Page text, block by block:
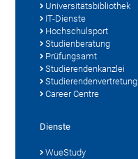
Universitätsbibliothek
IT-Dienste
Hochschulsport
Studienberatung
Prüfungsamt
Studierendenkanzlei
Studierendenvertretung
Career Centre
Dienste
WueStudy